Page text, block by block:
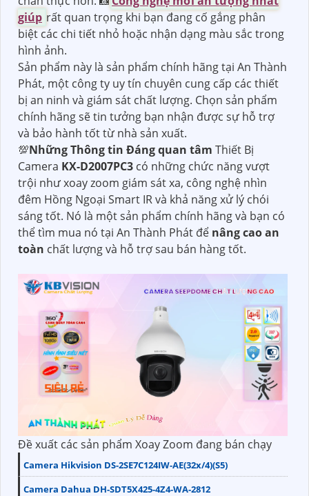
giúp rất quan trọng khi bạn đang cố gắng phân
biệt các chi tiết nhỏ hoặc nhận dạng màu sắc trong
hình ảnh.
Sản phẩm này là sản phẩm chính hãng tại An Thành
Phát, một công ty uy tín chuyên cung cấp các thiết
bị an ninh và giám sát chất lượng. Chọn sản phẩm
chính hãng sẽ tin tưởng bạn nhận được sự hỗ trợ
và bảo hành tốt từ nhà sản xuất.
💯Những Thông tin Đáng quan tâm Thiết Bị
Camera KX-D2007PC3 có những chức năng vượt
trội như xoay zoom giám sát xa, công nghệ nhìn
đêm Hồng Ngoại Smart IR và khả năng xử lý chói
sáng tốt. Nó là một sản phẩm chính hãng và bạn có
thể tìm mua nó tại An Thành Phát để nâng cao an
toàn chất lượng và hỗ trợ sau bán hàng tốt.
Đề xuất các sản phẩm Xoay Zoom đang bán chạy
Camera Hikvision DS-2SE7C124IW-AE(32x/4)(S5)
Camera Dahua DH-SDT5X425-4Z4-WA-2812